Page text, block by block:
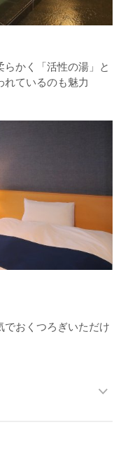
かく「活性の湯」と
れているのも魅力
でおくつろぎいただけ